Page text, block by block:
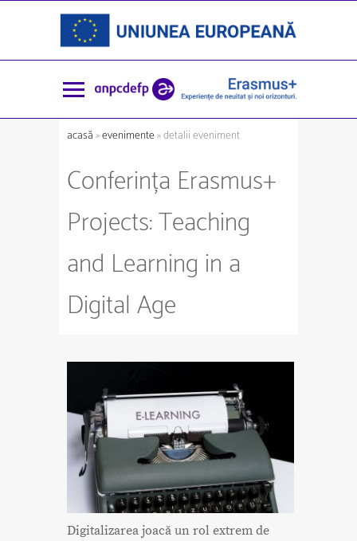
acasă»evenimente» detalii eveniment
Conferința Erasmus+
Projects: Teaching
and Learning in a
Digital Age
Digitalizarea joacă un rol extrem de